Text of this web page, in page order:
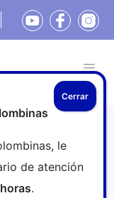
y
le
de atención
.
Cerrar